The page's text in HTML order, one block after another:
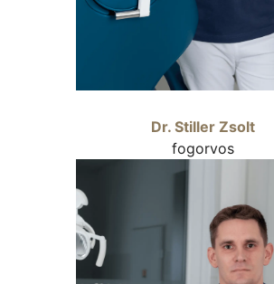
Dr. Stiller Zsolt
fogorvos